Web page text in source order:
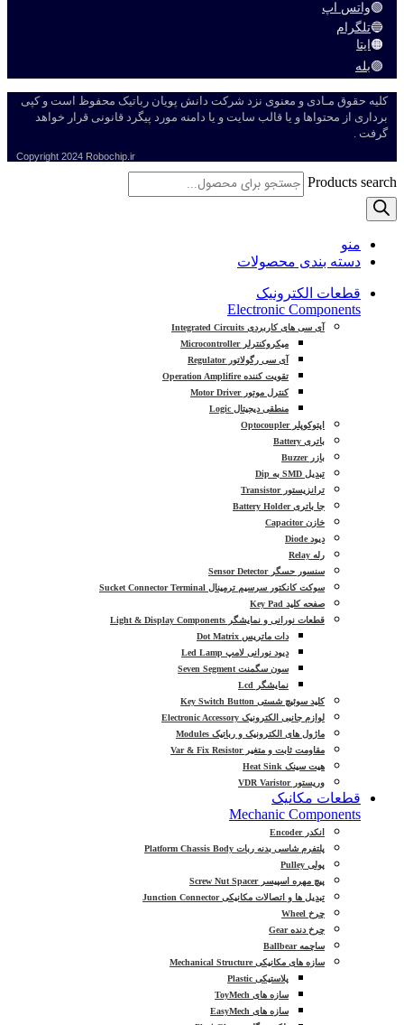
🟢واتس اپ
🔵تلگرام
🟠 ایتا
🟣بله
کلیه حقوق مـادی و معنوی نزد شرکت دانش پویان رباتیک محفوظ است و کپی
برداری از محتواها و یا قالب سایت و یا دامنه مورد پیگرد قانونی قرار خواهد
گرفت .
Copyright 2024 Robochip.ir
Products search
منو
دسته بندی محصولات
قطعات الکترونیک
Electronic Components
آی سی های کاربردی Integrated Circuits
میکروکنترلر Microcontroller
آی سی رگولاتور Regulator
تقویت کننده Operation Amplifire
کنترل موتور Motor Driver
منطقی دیجیتال Logic
اپتوکوپلر Optocoupler
باتری Battery
بازر Buzzer
تبدیل SMD به Dip
ترانزیستور Transistor
جا باتری Battery Holder
خازن Capacitor
دیود Diode
رله Relay
سنسور حسگر Sensor Detector
سوکت کانکتور سرسیم ترمینال Sucket Connector Terminal
صفحه کلید Key Pad
قطعات نورانی و نمایشگر Light & Display Components
دات ماتریس Dot Matrix
دیود نورانی لامپ Led Lamp
سون سگمنت Seven Segment
نمایشگر Lcd
کلید سوئیچ شستی Key Switch Button
لوازم جانبی الکترونیک Electronic Accessory
ماژول های الکترونیک و رباتیک Modules
مقاومت ثابت و متغیر Var & Fix Resistor
هیت سینک Heat Sink
وریستور VDR Varistor
قطعات مکانیک
Mechanic Components
انکدر Encoder
پلتفرم شاسی بدنه ربات Platform Chassis Body
پولی Pulley
پیچ مهره اسپیسر Screw Nut Spacer
تبدیل ها و اتصالات مکانیکی Junction Connector
چرخ Wheel
چرخ دنده Gear
ساچمه Ballbear
سازه های مکانیکی Mechanical Structure
پلاستیکی Plastic
سازه های ToyMech
سازه های EasyMech